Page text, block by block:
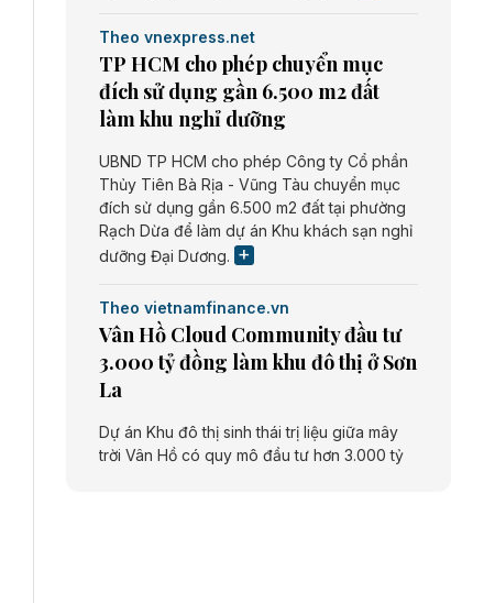
Theo vnexpress.net
TP HCM cho phép chuyển mục
đích sử dụng gần 6.500 m2 đất
làm khu nghỉ dưỡng
UBND TP HCM cho phép Công ty Cổ phần
Thủy Tiên Bà Rịa - Vũng Tàu chuyển mục
đích sử dụng gần 6.500 m2 đất tại phường
Rạch Dừa để làm dự án Khu khách sạn nghỉ
dưỡng Đại Dương.
Theo vietnamfinance.vn
Vân Hồ Cloud Community đầu tư
3.000 tỷ đồng làm khu đô thị ở Sơn
La
Dự án Khu đô thị sinh thái trị liệu giữa mây
trời Vân Hồ có quy mô đầu tư hơn 3.000 tỷ